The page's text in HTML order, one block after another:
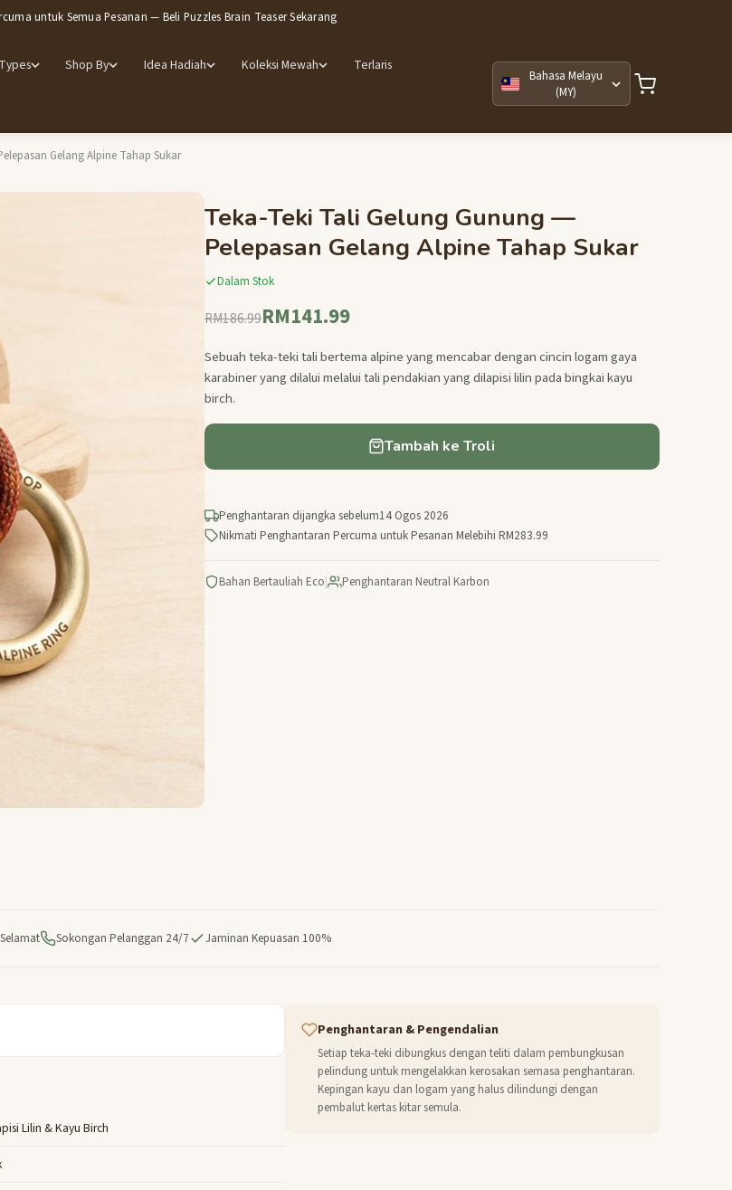
untuk Semua Pesanan — Beli Puzzles Brain Teaser Sekarang
Shop By Idea Hadiah Koleksi Mewah Terlaris
Bahasa Melayu
(MY)
Gelang Alpine Tahap Sukar
Teka-Teki Tali Gelung Gunung —
Pelepasan Gelang Alpine Tahap Sukar
Dalam Stok
RM186.99RM141.99
Sebuah teka-teki tali bertema alpine yang mencabar dengan cincin logam gaya
karabiner yang dilalui melalui tali pendakian yang dilapisi lilin pada bingkai kayu
birch.
Tambah ke Troli
Penghantaran dijangka sebelum14 Ogos 2026
Nikmati Penghantaran Percuma untuk Pesanan Melebihi RM283.99
Bahan Bertauliah Eco| Penghantaran Neutral Karbon
Sokongan Pelanggan 24/7 Jaminan Kepuasan 100%
Lilin & Kayu Birch
Penghantaran & Pengendalian
Setiap teka-teki dibungkus dengan teliti dalam pembungkusan
pelindung untuk mengelakkan kerosakan semasa penghantaran.
Kepingan kayu dan logam yang halus dilindungi dengan
pembalut kertas kitar semula.